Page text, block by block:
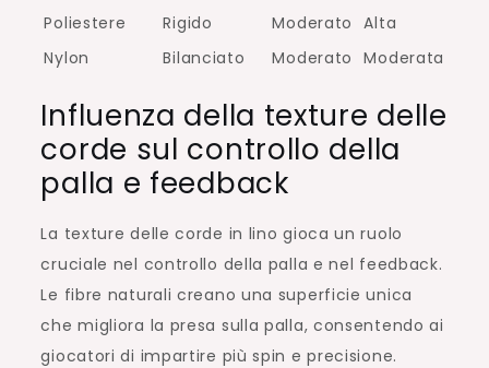
Poliestere Rigido Moderato
Alta
Nylon
Bilanciato Moderato Moderata
Influenza della texture delle
corde sul controllo della
palla e feedback
La texture delle corde in lino gioca un ruolo
cruciale nel controllo della palla e nel feedback.
Le fibre naturali creano una superficie unica
che migliora la presa sulla palla, consentendo ai
giocatori di impartire più spin e precisione.